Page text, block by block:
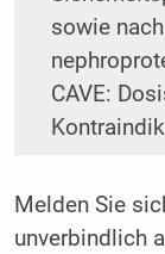
sowie
CAVE:
Melden Sie
unverbindlich